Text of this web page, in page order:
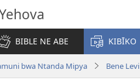
BIBLE NE ABE KIBĪKO
bwa Ntanda Mipya Bene Levi